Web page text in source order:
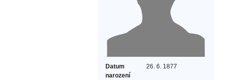
Datum
narození
26. 6. 1877